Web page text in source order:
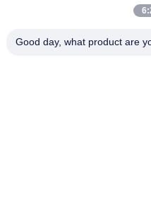
Kamer 209, Gebouw 6,
Good day, what product are